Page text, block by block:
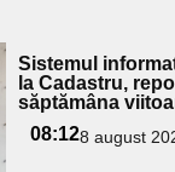
Sistemul
la Cadastru,
săptămâna
08:128 august